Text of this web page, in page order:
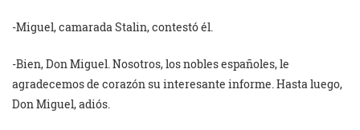
-Miguel, camarada Stalin, contestó él.
-Bien, Don Miguel. Nosotros, los nobles españoles, le
agradecemos de corazón su interesante informe. Hasta luego,
Don Miguel, adiós.